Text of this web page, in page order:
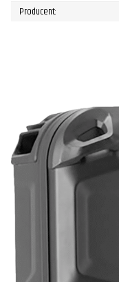
Producent: